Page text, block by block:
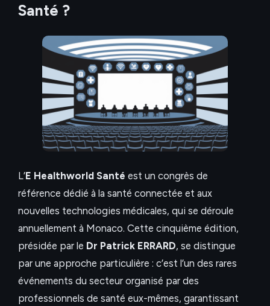
Santé ?
L’E Healthworld Santé est un congrès de
référence dédié à la santé connectée et aux
nouvelles technologies médicales, qui se déroule
annuellement à Monaco. Cette cinquième édition,
présidée par le Dr Patrick ERRARD, se distingue
par une approche particulière : c’est l’un des rares
événements du secteur organisé par des
professionnels de santé eux-mêmes, garantissant